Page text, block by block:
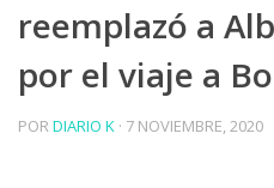
reemplazó a
por el viaje a
PORDIARIO K · 7 NOVIEMBRE, 2020